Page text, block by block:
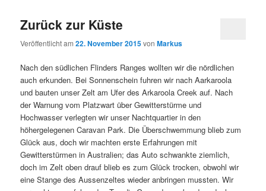
Zurück zur Küste
Veröffentlicht am22. November 2015vonMarkus
Nach den südlichen Flinders Ranges wollten wir die nördlichen
auch erkunden. Bei Sonnenschein fuhren wir nach Aarkaroola
und bauten unser Zelt am Ufer des Arkaroola Creek auf. Nach
der Warnung vom Platzwart über Gewitterstürme und
Hochwasser verlegten wir unser Nachtquartier in den
höhergelegenen Caravan Park. Die Überschwemmung blieb zum
Glück aus, doch wir machten erste Erfahrungen mit
Gewitterstürmen in Australien; das Auto schwankte ziemlich,
doch im Zelt oben drauf blieb es zum Glück trocken, obwohl wir
eine Stange des Aussenzeltes wieder anbringen mussten. Wir